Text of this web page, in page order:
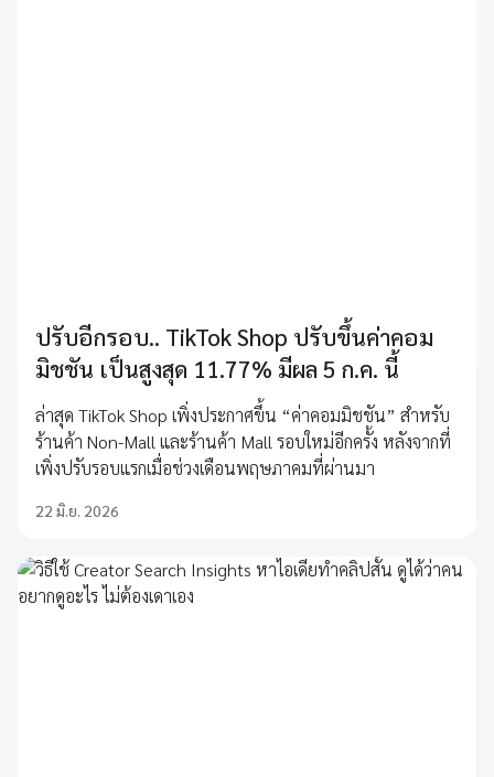
ปรับอีกรอบ.. TikTok Shop ปรับขึ้นค่าคอม
มิชชัน เป็นสูงสุด 11.77% มีผล 5 ก.ค. นี้
ล่าสุด TikTok Shop เพิ่งประกาศขึ้น “ค่าคอมมิชชัน” สำหรับ
ร้านค้า Non-Mall และร้านค้า Mall รอบใหม่อีกครั้ง หลังจากที่
เพิ่งปรับรอบแรกเมื่อช่วงเดือนพฤษภาคมที่ผ่านมา
22 มิ.ย. 2026